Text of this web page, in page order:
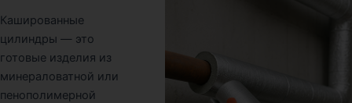
Кашированные
цилиндры — это
готовые изделия из
минераловатной или
пенополимерной